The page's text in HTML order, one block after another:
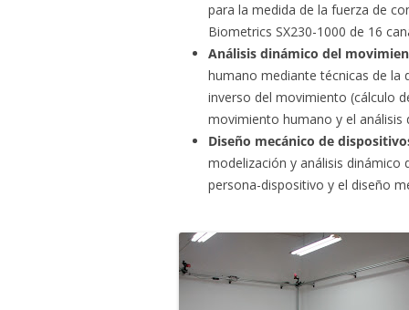
para la medida de la fuerza de
Biometrics SX230-1000 de 16
Análisis dinámico del
humano mediante técnicas de la
inverso del movimiento (cálculo
movimiento humano y el
Diseño mecánico de
modelización y análisis dinámico
persona-dispositivo y el diseño